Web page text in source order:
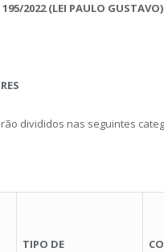
2022 (LEI PAULO
divididos nas seguintes
TIPO DE